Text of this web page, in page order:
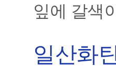
잎에 갈색
일산화